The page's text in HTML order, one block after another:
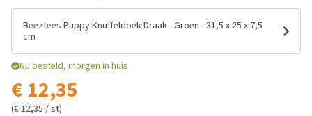
Beeztees Puppy Knuffeldoek Draak - Groen - 31,5 x 25 x 7,5
cm
Nu besteld, morgen in huis
€ 12,35
(€ 12,35 / st)